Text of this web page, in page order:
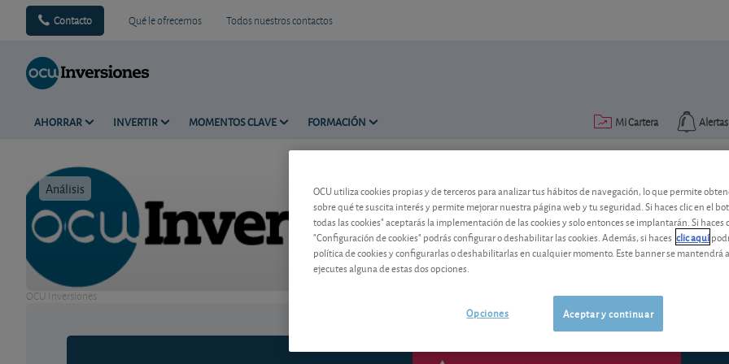
Contacto Qué le ofrecemos Todos nuestros contactos
AHORRAR INVERTIR MOMENTOS CLAVE FORMACIÓN Alertas
Mi Cartera
Análisis Tiempo de lectura: 3 min.
OCU Inversiones
México: el picante mariachi
La economía mexicana despierta, de
alternativa para aquellos inversores a
OCU utiliza cookies propias y de terceros para analizar tus hábitos de navegación, lo que permite
sobre qué te suscita interés y permite mejorar nuestra página web y tu seguridad. Si haces clic en el
todas las cookies" aceptarás la implementación de las cookies y solo entonces se implantarán. Si haces
"Configuración de cookies" podrás configurar o deshabilitar las cookies. Además, si haces clic aquí
política de cookies y configurarlas o deshabilitarlas en cualquier momento. Este banner se mantendrá
ejecutes alguna de estas dos opciones.
Aceptar y continuar
Opciones